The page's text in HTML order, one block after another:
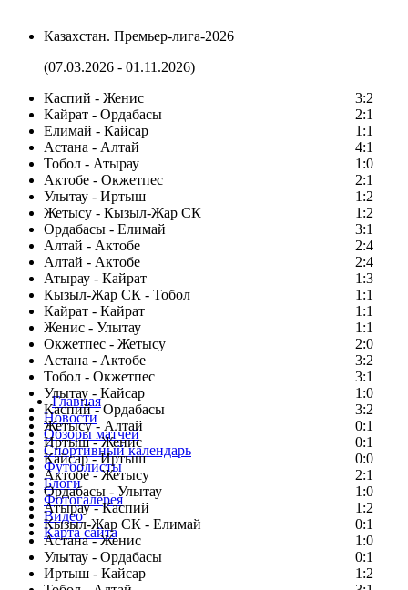
Казахстан. Премьер-лига-2026
(07.03.2026 - 01.11.2026)
Каспий - Женис
3:2
Кайрат - Ордабасы
2:1
Елимай - Кайсар
1:1
Астана - Алтай
4:1
Тобол - Атырау
1:0
Актобе - Окжетпес
2:1
Улытау - Иртыш
1:2
Жетысу - Кызыл-Жар СК
1:2
Ордабасы - Елимай
3:1
Алтай - Актобе
2:4
Алтай - Актобе
2:4
Атырау - Кайрат
1:3
Кызыл-Жар СК - Тобол
1:1
Кайрат - Кайрат
1:1
Женис - Улытау
1:1
Окжетпес - Жетысу
2:0
Астана - Актобе
3:2
Тобол - Окжетпес
3:1
Улытау - Кайсар
1:0
Каспий - Ордабасы
3:2
Жетысу - Алтай
0:1
Иртыш - Женис
0:1
Кайсар - Иртыш
0:0
Актобе - Жетысу
2:1
Ордабасы - Улытау
1:0
Атырау - Каспий
1:2
Кызыл-Жар СК - Елимай
0:1
Астана - Женис
1:0
Улытау - Ордабасы
0:1
Иртыш - Кайсар
1:2
Главная
Новости
Обзоры матчей
Спортивный календарь
Футболисты
Блоги
Фотогалерея
Видео
Карта сайта